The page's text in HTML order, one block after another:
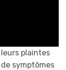
plaintes
symptômes